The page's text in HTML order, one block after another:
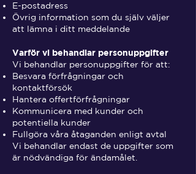
E-postadress
Övrig information som du själv väljer
att lämna i ditt meddelande
Varför vi behandlar personuppgifter
Vi behandlar personuppgifter för att:
Besvara förfrågningar och
kontaktförsök
Hantera offertförfrågningar
Kommunicera med kunder och
potentiella kunder
Fullgöra våra åtaganden enligt avtal
Vi behandlar endast de uppgifter som
är nödvändiga för ändamålet.